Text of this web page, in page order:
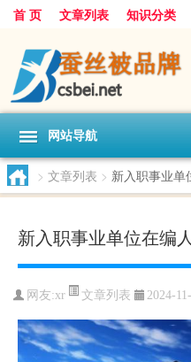
首 页 文章列表 知识分类
网站导航
> 文章列表 > 新入职事业单
新入职事业单位在编
网友:xr 文章列表 2024-